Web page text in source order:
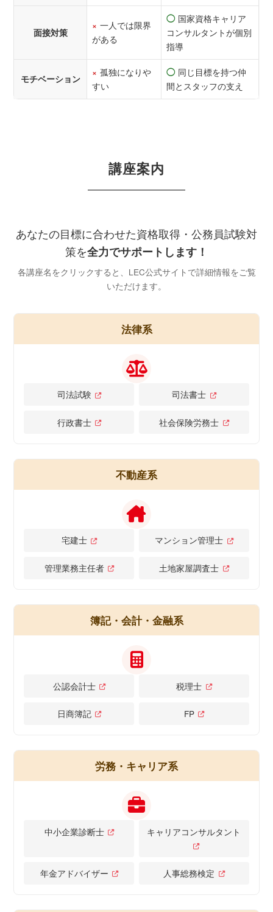
面接対策
× 一人では限界
がある
◯ 国家資格キャリア
コンサルタントが個別
指導
モチベーション
× 孤独になりや
すい
◯ 同じ目標を持つ仲
間とスタッフの支え
講座案内
あなたの目標に合わせた資格取得・公務員試験対
策を全力でサポートします！
各講座名をクリックすると、LEC公式サイトで詳細情報をご覧
いただけます。
法律系
司法試験 司法書士
行政書士 社会保険労務士
不動産系
宅建士 マンション管理士
管理業務主任者 土地家屋調査士
簿記・会計・金融系
公認会計士 税理士
日商簿記 FP
労務・キャリア系
中小企業診断士 キャリアコンサルタント
年金アドバイザー 人事総務検定